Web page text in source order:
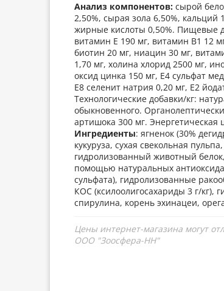
Анализ компонентов: сырой
2,50%, сырая зола 6,50%,
жирные кислоты 0,50%. Пищевые
витамин Е 190 мг, витамин В1 12
биотин 20 мг, ниацин 30 мг,
1,70 мг, холина хлорид 2500 мг,
оксид цинка 150 мг, Е4 сульфат
Е8 селенит натрия 0,20 мг, Е2
Технологические добавки/кг:
обыкновенного.
артишока 300 мг. Энергетическая
Ингредиенты: ягненок (30%
кукуруза, сухая свекольная
гидролизованный животный
помощью натуральных
сульфата), гидролизованные
КОС (ксилоолигосахариды 3 г/
спирулина, корень эхинацеи,
Цены интернет-магазина могут
ООО "Зоосфера-НН"